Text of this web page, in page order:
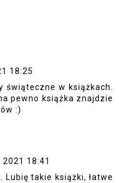
18:25
świąteczne w książkach.
pewno książka znajdzie
:)
18:41
Lubię takie książki, łatwe